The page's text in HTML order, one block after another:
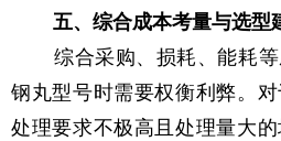
五、综合成本考量与选型
综合采购、损耗、能耗
钢丸型号时需要权衡利弊。
处理要求不极高且处理量大